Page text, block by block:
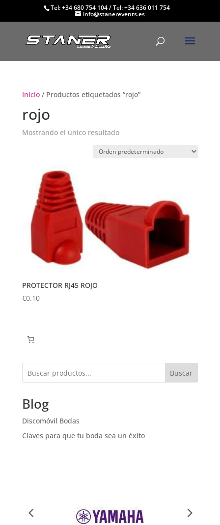
Tel: +34 680 754 104/Tel: +34 636 011 754
info@stanerevents.es
Inicio/ Productos etiquetados “rojo”
rojo
Mostrando el único resultado
PROTECTOR RJ45 ROJO
€0.10
Buscar
Blog
Discomóvil Bodas
Claves para que tu boda sea un éxito